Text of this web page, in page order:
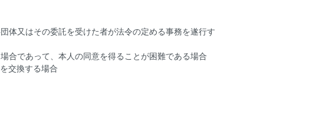
体又はその委託を受けた者が法令の定める事務を遂行す
合であって、本人の同意を得ることが困難である場合
交換する場合